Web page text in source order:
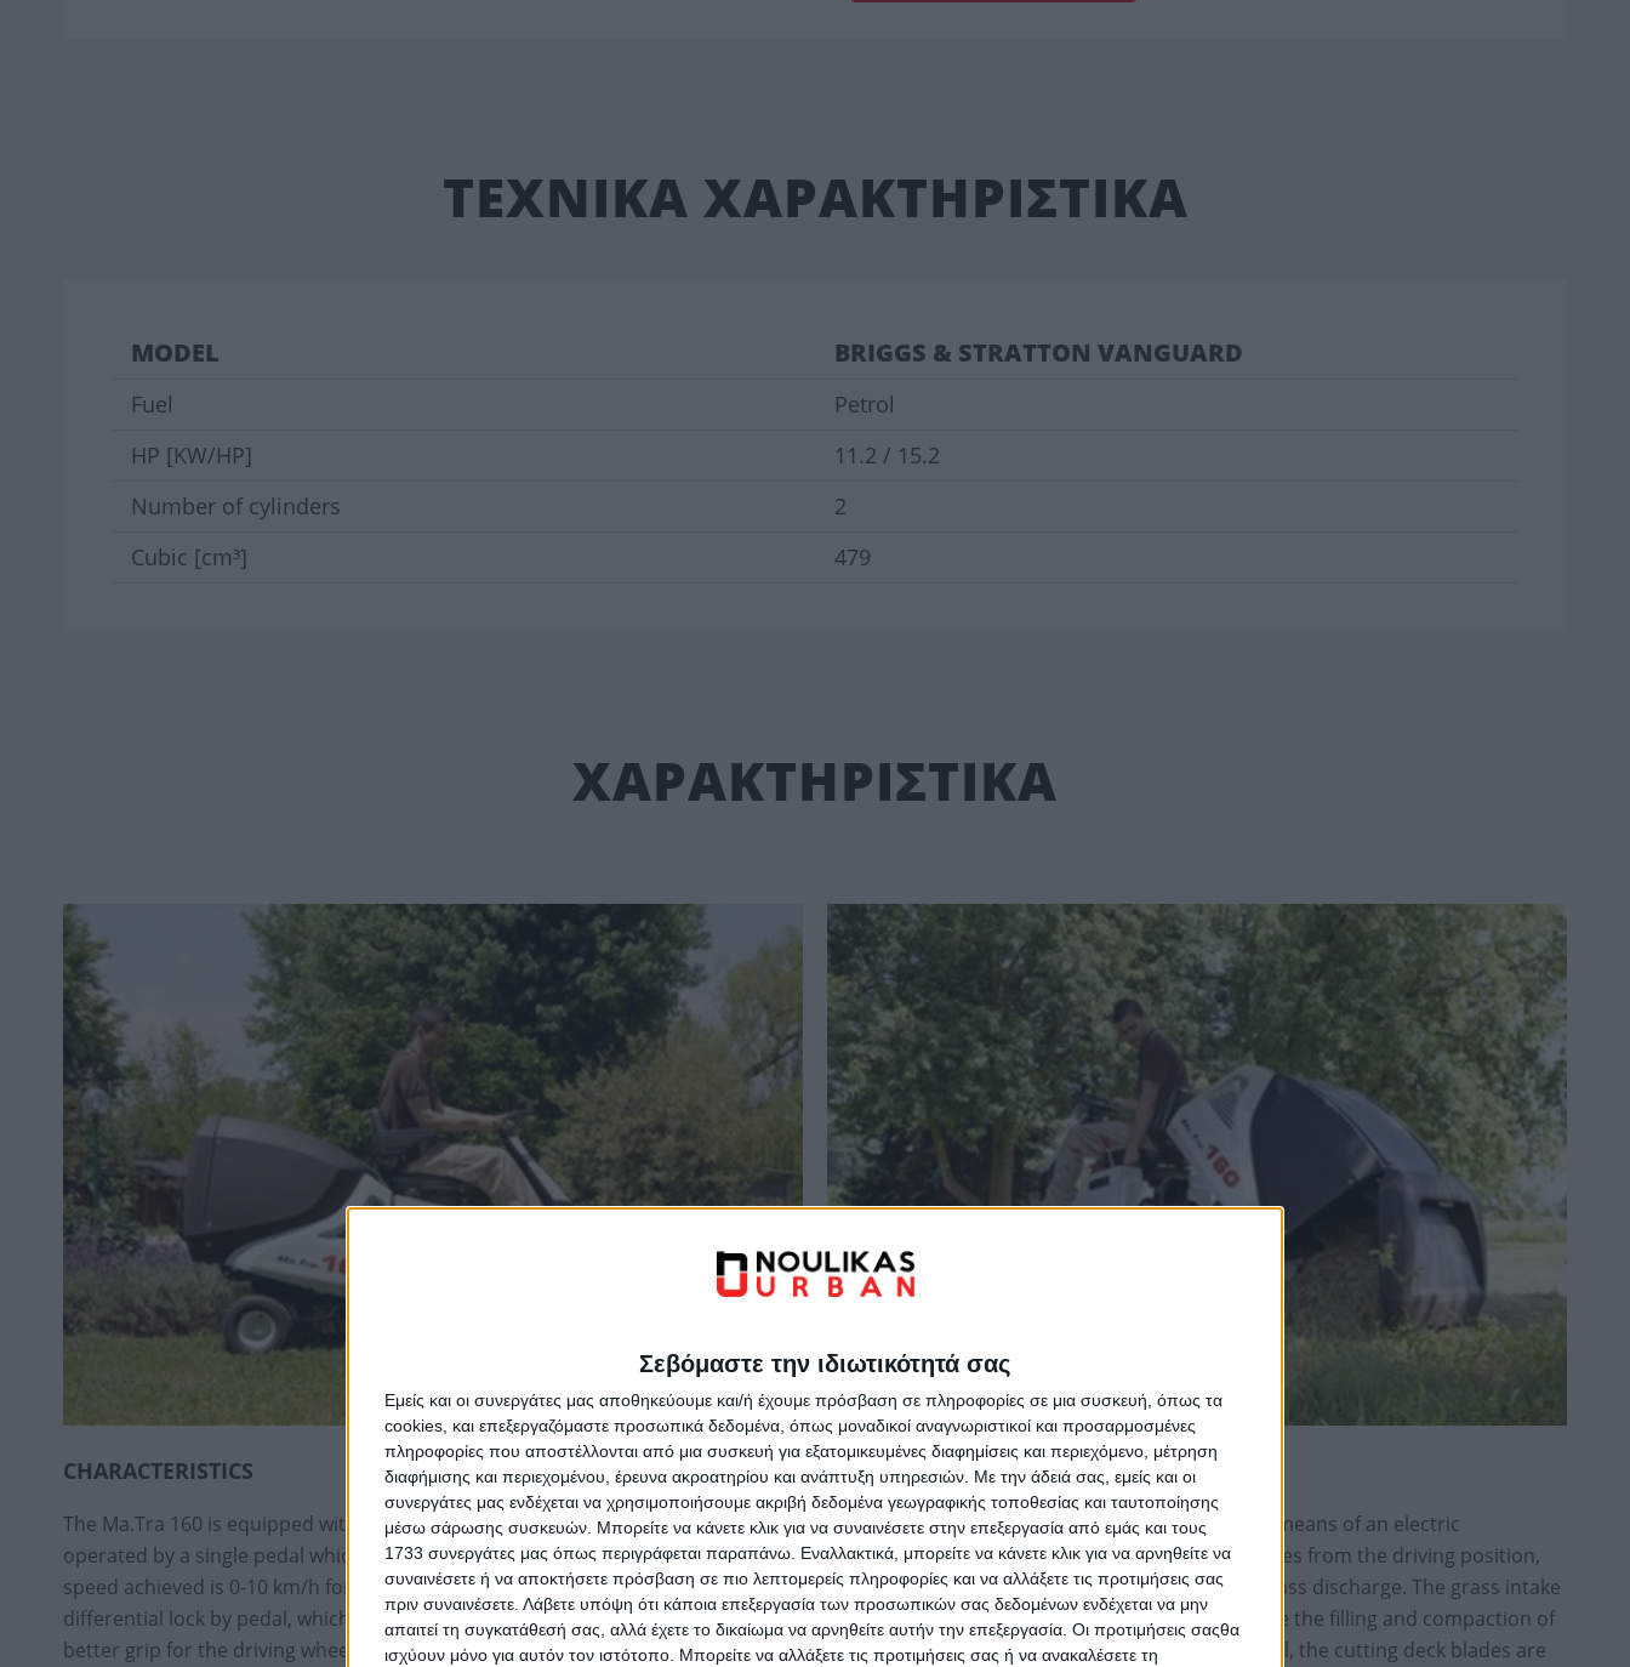
Σεβόμαστε την ιδιωτικότητά σας
Εμείς και οι συνεργάτες μας αποθηκεύουμε και/ή έχουμε πρόσβαση σε πληροφορίες σε μια συσκευή, όπως τα
cookies, και επεξεργαζόμαστε προσωπικά δεδομένα, όπως μοναδικοί αναγνωριστικοί και προσαρμοσμένες
πληροφορίες που αποστέλλονται από μια συσκευή για εξατομικευμένες διαφημίσεις και περιεχόμενο, μέτρηση
διαφήμισης και περιεχομένου, έρευνα ακροατηρίου και ανάπτυξη υπηρεσιών. Με την άδειά σας, εμείς και οι
συνεργάτες μας ενδέχεται να χρησιμοποιήσουμε ακριβή δεδομένα γεωγραφικής τοποθεσίας και ταυτοποίησης
μέσω σάρωσης συσκευών. Μπορείτε να κάνετε κλικ για να συναινέσετε στην επεξεργασία από εμάς και τους
1733 συνεργάτες μας όπως περιγράφεται παραπάνω. Εναλλακτικά, μπορείτε να κάνετε κλικ για να αρνηθείτε να
συναινέσετε ή να αποκτήσετε πρόσβαση σε πιο λεπτομερείς πληροφορίες και να αλλάξετε τις προτιμήσεις σας
πριν συναινέσετε. Λάβετε υπόψη ότι κάποια επεξεργασία των προσωπικών σας δεδομένων ενδέχεται να μην
απαιτεί τη συγκατάθεσή σας, αλλά έχετε το δικαίωμα να αρνηθείτε αυτήν την επεξεργασία. Οι προτιμήσεις σαςθα
ισχύουν μόνο για αυτόν τον ιστότοπο. Μπορείτε να αλλάξετε τις προτιμήσεις σας ή να ανακαλέσετε τη
ΤΕΧΝΙΚΑ ΧΑΡΑΚΤΗΡΙΣΤΙΚΑ
MODEL
Fuel
HP [KW/HP]
Number of cylinders
Cubic [cm³]
BRIGGS & STRATTON VANGUARD
Petrol
11.2 / 15.2
2
479
ΧΑΡΑΚΤΗΡΙΣΤΙΚΑ
CHARACTERISTICS
The Ma.Tra 160 is equipped with a single range hydrostatic transmission
operated by a single pedal which controls both forward and reverse motion. The
speed achieved is 0-10 km/h forward and 0-7.5 km/h in reverse. The front
differential lock by pedal, which automatically disengages on release, provides
better grip for the driving wheels on the ground even in conditions of high
GRASS COLLECTOR
The 300-litre grass collector can be tilted over by means of an electric
mechanism that the operator comfortably operates from the driving position,
with the rear door automatically shutting after grass discharge. The grass intake
system is equipped with a throttle flow to optimize the filling and compaction of
the grass in the collector. When the collector is full, the cutting deck blades are